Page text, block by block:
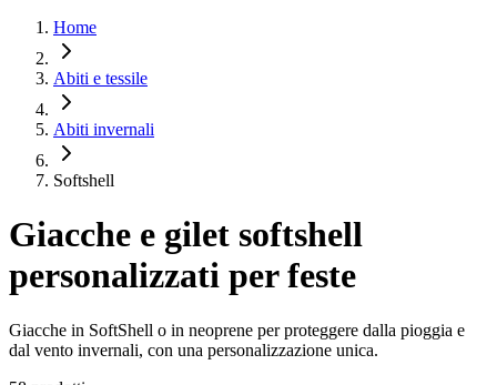
Home
Abiti e tessile
Abiti invernali
Softshell
Giacche e gilet softshell
personalizzati per feste
Giacche in SoftShell o in neoprene per proteggere dalla pioggia e
dal vento invernali, con una personalizzazione unica.